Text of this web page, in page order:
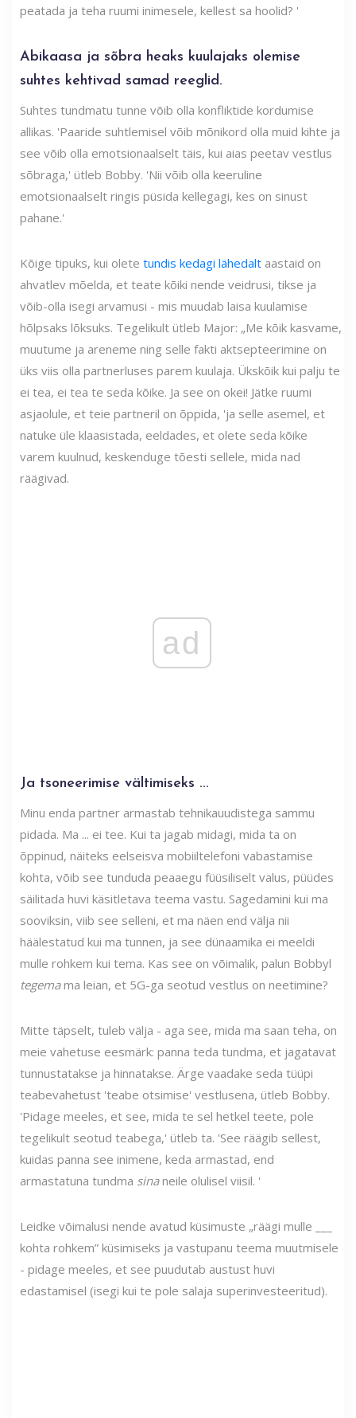
peatada ja teha ruumi inimesele, kellest sa hoolid? '
Abikaasa ja sõbra heaks kuulajaks olemise
suhtes kehtivad samad reeglid.
Suhtes tundmatu tunne võib olla konfliktide kordumise
allikas. 'Paaride suhtlemisel võib mõnikord olla muid kihte ja
see võib olla emotsionaalselt täis, kui aias peetav vestlus
sõbraga,' ütleb Bobby. 'Nii võib olla keeruline
emotsionaalselt ringis püsida kellegagi, kes on sinust
pahane.'
Kõige tipuks, kui olete tundis kedagi lähedalt aastaid on
ahvatlev mõelda, et teate kõiki nende veidrusi, tikse ja
võib-olla isegi arvamusi - mis muudab laisa kuulamise
hõlpsaks lõksuks. Tegelikult ütleb Major: „Me kõik kasvame,
muutume ja areneme ning selle fakti aktsepteerimine on
üks viis olla partnerluses parem kuulaja. Ükskõik kui palju te
ei tea, ei tea te seda kõike. Ja see on okei! Jätke ruumi
asjaolule, et teie partneril on õppida, 'ja selle asemel, et
natuke üle klaasistada, eeldades, et olete seda kõike
varem kuulnud, keskenduge tõesti sellele, mida nad
räägivad.
ad
Ja tsoneerimise vältimiseks ...
Minu enda partner armastab tehnikauudistega sammu
pidada. Ma ... ei tee. Kui ta jagab midagi, mida ta on
õppinud, näiteks eelseisva mobiiltelefoni vabastamise
kohta, võib see tunduda peaaegu füüsiliselt valus, püüdes
säilitada huvi käsitletava teema vastu. Sagedamini kui ma
sooviksin, viib see selleni, et ma näen end välja nii
häälestatud kui ma tunnen, ja see dünaamika ei meeldi
mulle rohkem kui tema. Kas see on võimalik, palun Bobbyl
tegemama leian, et 5G-ga seotud vestlus on neetimine?
Mitte täpselt, tuleb välja - aga see, mida ma saan teha, on
meie vahetuse eesmärk: panna teda tundma, et jagatavat
tunnustatakse ja hinnatakse. Ärge vaadake seda tüüpi
teabevahetust 'teabe otsimise' vestlusena, ütleb Bobby.
'Pidage meeles, et see, mida te sel hetkel teete, pole
tegelikult seotud teabega,' ütleb ta. 'See räägib sellest,
kuidas panna see inimene, keda armastad, end
armastatuna tundma sinaneile olulisel viisil. '
Leidke võimalusi nende avatud küsimuste „räägi mulle ___
kohta rohkem” küsimiseks ja vastupanu teema muutmisele
- pidage meeles, et see puudutab austust huvi
edastamisel (isegi kui te pole salaja superinvesteeritud).